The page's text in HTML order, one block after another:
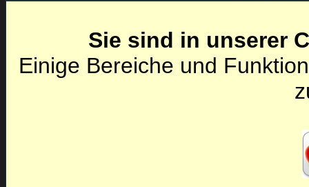
Sie sind in unserer
Einige Bereiche und